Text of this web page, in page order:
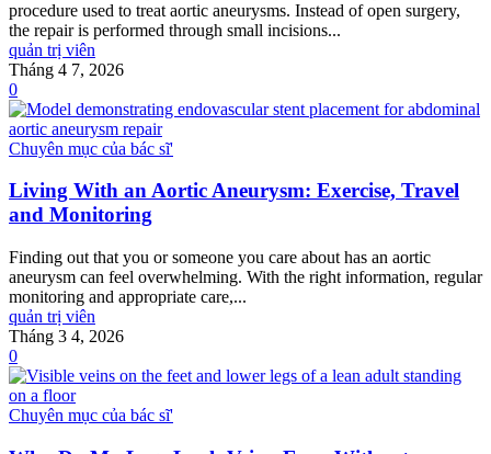
procedure used to treat aortic aneurysms. Instead of open surgery,
the repair is performed through small incisions...
quản trị viên
Tháng 4 7, 2026
0
Chuyên mục của bác sĩ'
Living With an Aortic Aneurysm: Exercise, Travel
and Monitoring
Finding out that you or someone you care about has an aortic
aneurysm can feel overwhelming. With the right information, regular
monitoring and appropriate care,...
quản trị viên
Tháng 3 4, 2026
0
Chuyên mục của bác sĩ'